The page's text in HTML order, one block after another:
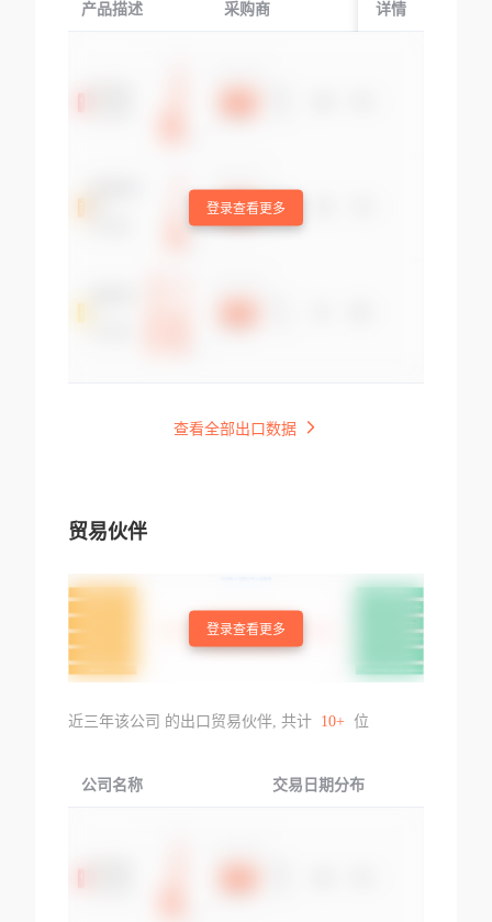
产品描述 采购商 起运国/地区
详情
登录查看更多
查看全部出口数据
贸易伙伴
登录查看更多
近三年该公司 的出口贸易伙伴, 共计 10+ 位
公司名称 交易日期分布